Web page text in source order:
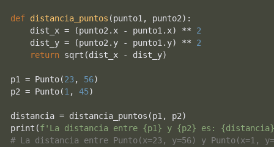
def distancia_puntos (punto1, punto2):
    dist_x = (punto2.x - punto1.x) **
2
    dist_y = (punto2.y - punto1.y) **
2
return sqrt(dist_x - dist_y)
p1 = Punto(23, 56)
p2 = Punto(1, 45)
print (f'La distancia entre {p1} y {p2} es:
# La distancia entre Punto(x=23, y=56) y Punto(x=1,